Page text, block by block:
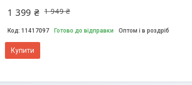
1 949 ₴
1 399 ₴
11417097 Готово до відправки Оптом і в роздріб
Купити